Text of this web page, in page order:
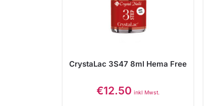
CrystaLac 3S47 8ml Hema Free
€12.50 inkl Mwst.